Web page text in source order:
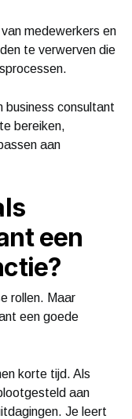
medewerkers en
te verwerven die
business consultant
bereiken,
aan
een
rollen. Maar
een goede
korte tijd. Als
aan
Je leert